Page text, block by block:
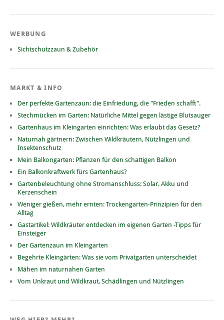
WERBUNG
Sichtschutzzaun & Zubehör
MARKT & INFO
Der perfekte Gartenzaun: die Einfriedung, die "Frieden schafft".
Stechmücken im Garten: Natürliche Mittel gegen lästige Blutsauger
Gartenhaus im Kleingarten einrichten: Was erlaubt das Gesetz?
Naturnah gärtnern: Zwischen Wildkräutern, Nützlingen und
Insektenschutz
Mein Balkongarten: Pflanzen für den schattigen Balkon
Ein Balkonkraftwerk fürs Gartenhaus?
Gartenbeleuchtung ohne Stromanschluss: Solar, Akku und
Kerzenschein
Weniger gießen, mehr ernten: Trockengarten-Prinzipien für den
Alltag
Gastartikel: Wildkräuter entdecken im eigenen Garten -Tipps für
Einsteiger
Der Gartenzaun im Kleingarten
Begehrte Kleingärten: Was sie vom Privatgarten unterscheidet
Mähen im naturnahen Garten
Vom Unkraut und Wildkraut, Schädlingen und Nützlingen